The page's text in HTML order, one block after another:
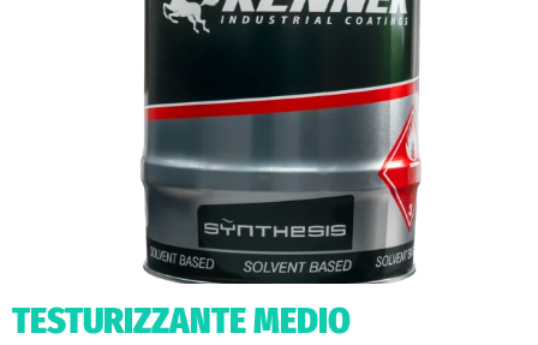
TESTURIZZANTE MEDIO